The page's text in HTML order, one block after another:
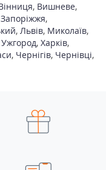
, Вишневе,
Запоріжжя,
, Львів, Миколаїв,
Ужгород, Харків,
, Чернігів, Чернівці,